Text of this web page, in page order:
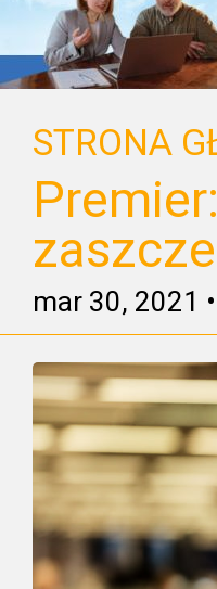
STRONA
mar 30, 2021 •